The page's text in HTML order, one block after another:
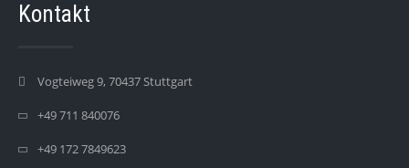
Kontakt
Vogteiweg 9, 70437 Stuttgart
+49 711 840076
+49 172 7849623